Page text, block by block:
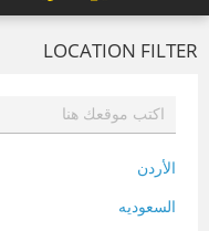
LOCATION FILTER
الأردن
السعوديه